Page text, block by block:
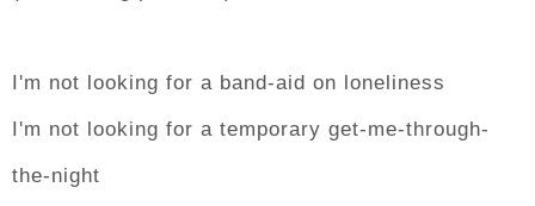
I'm not looking for a band-aid on loneliness
I'm not looking for a temporary get-me-through-
the-night